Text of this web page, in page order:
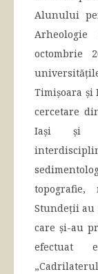
Alunului
octombrie
Timișoara și
cercetare
Iași și
topografie,
Stundeții au
care și-au
efectuat